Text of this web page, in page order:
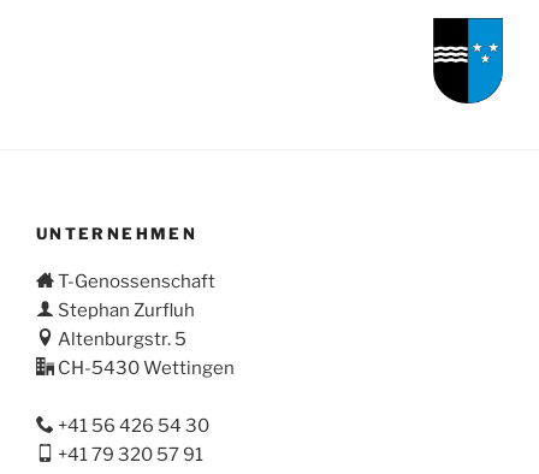
UNTERNEHMEN
T-Genossenschaft
Stephan Zurfluh
Altenburgstr. 5
CH-5430 Wettingen
+41 56 426 54 30
+41 79 320 57 91